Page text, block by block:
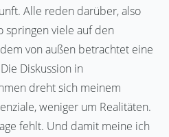
Alle reden darüber, also
springen viele auf den
von außen betrachtet eine
Diskussion in
dreht sich meinem
weniger um Realitäten.
fehlt. Und damit meine ich